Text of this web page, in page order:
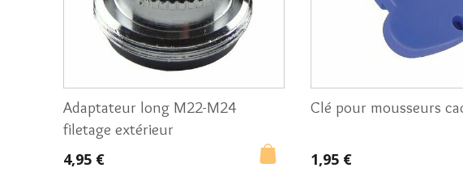
Adaptateur long M22-M24
filetage extérieur
4,95 €
Clé pour mousseurs
1,95 €